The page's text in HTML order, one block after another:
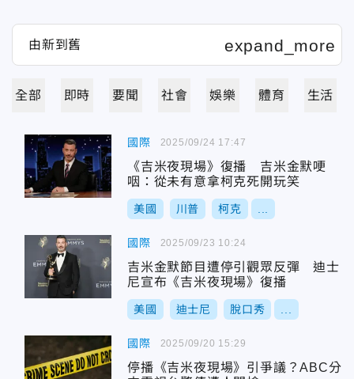
全部 即時 要聞 社會 娛樂 體育 生活
國際
《吉米夜現場》復播 吉米金默哽
咽：從未有意拿柯克死開玩笑
美國 川普 柯克
2025/09/24 17:47
國際
吉米金默節目遭停引觀眾反彈 迪士
尼宣布《吉米夜現場》復播
美國 迪士尼 脫口秀
2025/09/23 10:24
國際
停播《吉米夜現場》引爭議？ABC分
2025/09/20 15:29